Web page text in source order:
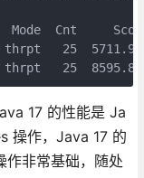
Cnt
25
17 的性能是 Ja
操作，Java 17 的
作非常基础，随处